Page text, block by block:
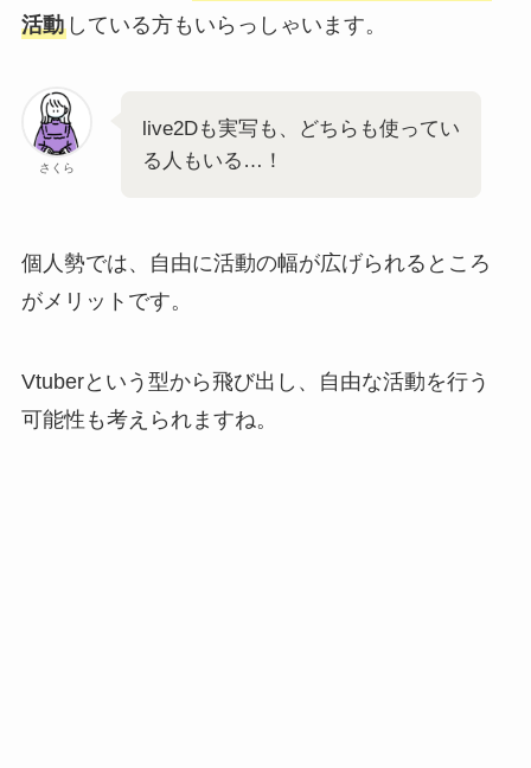
活動している方もいらっしゃいます。
さくら
live2Dも実写も、どちらも使ってい
る人もいる…！
個人勢では、自由に活動の幅が広げられるところ
がメリットです。
Vtuberという型から飛び出し、自由な活動を行う
可能性も考えられますね。